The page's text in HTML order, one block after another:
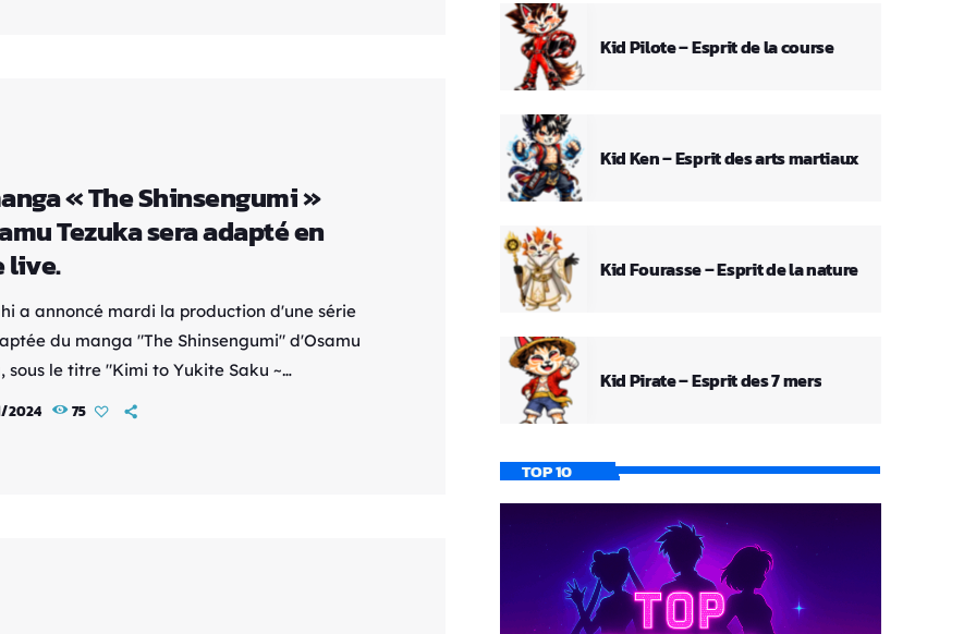
« The Shinsengumi »
Tezuka sera adapté en
live.
a annoncé mardi la production d'une série
du manga "The Shinsengumi" d'Osamu
sous le titre "Kimi to Yukite Saku ~
Seishun Roku~". Elle sera diffusée au
2024 75
Kid Pilote – Esprit de la course
Kid Ken – Esprit des arts martiaux
Kid Fourasse – Esprit de la nature
Kid Pirate – Esprit des 7 mers
TOP 10